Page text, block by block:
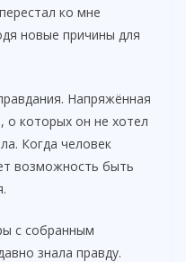
ко мне
новые причины для
Напряжённая
о которых он не хотел
Когда человек
возможность быть
с собранным
знала правду.